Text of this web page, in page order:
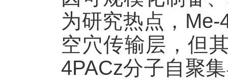
为研究热点， Me-
空穴传输层，但
4PACz分子自聚